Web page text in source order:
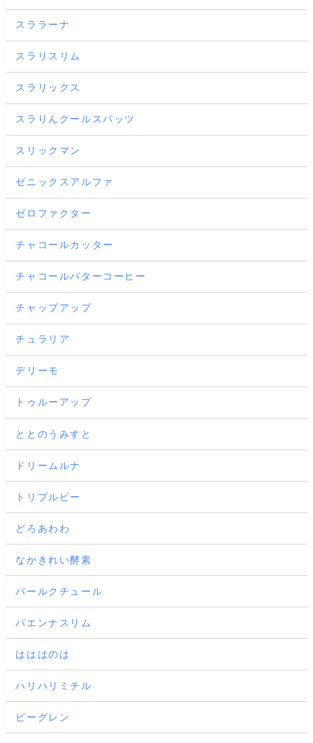
スララーナ
スラリスリム
スラリックス
スラりんクールスパッツ
スリックマン
ゼニックスアルファ
ゼロファクター
チャコールカッター
チャコールバターコーヒー
チャップアップ
チュラリア
デリーモ
トゥルーアップ
ととのうみすと
ドリームルナ
トリプルビー
どろあわわ
なかきれい酵素
パールクチュール
パエンナスリム
はははのは
ハリハリミチル
ビーグレン